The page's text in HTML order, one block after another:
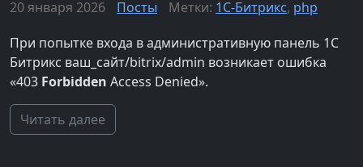
20 января 2026 Посты Метки: 1С-Битрикс, php
При попытке входа в административную панель 1С
Битрикс ваш_сайт/bitrix/admin возникает ошибка
«403 Forbidden Access Denied».
Читать далее